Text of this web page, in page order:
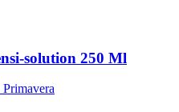
solution 250 Ml